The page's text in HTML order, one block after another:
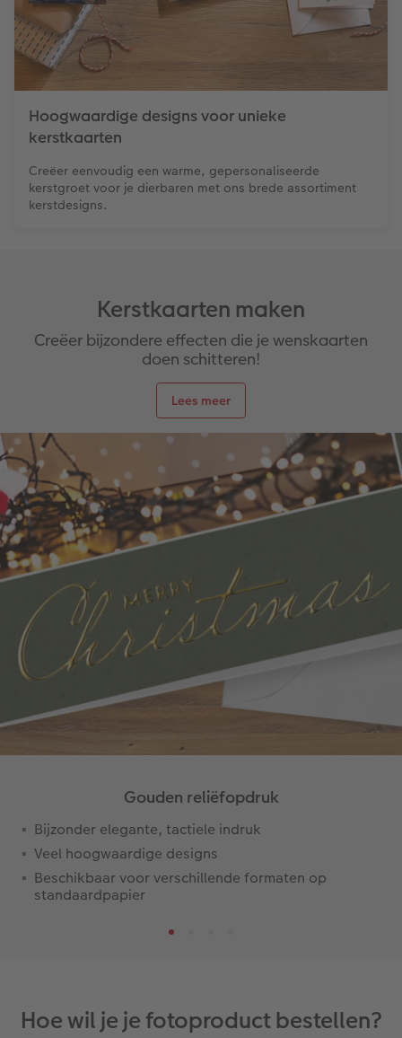
Hoogwaardige designs voor unieke
kerstkaarten
Creëer eenvoudig een warme, gepersonaliseerde
kerstgroet voor je dierbaren met ons brede assortiment
kerstdesigns.
Kerstkaarten maken
Creëer bijzondere effecten die je wenskaarten
doen schitteren!
Lees meer
Gouden reliëfopdruk
Bijzonder elegante, tactiele indruk
Veel hoogwaardige designs
Beschikbaar voor verschillende formaten op
standaardpapier
Hoe wil je je fotoproduct bestellen?